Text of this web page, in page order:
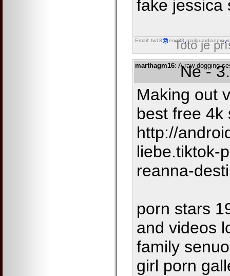
fake jessica
Email: tw18 eog38 mailguardianpro
Toto je
marthagm16: A raw dogging
Ne -
Making out
best free 4k
http://
liebe.tiktok-
reanna-
porn stars
and videos
family
girl porn